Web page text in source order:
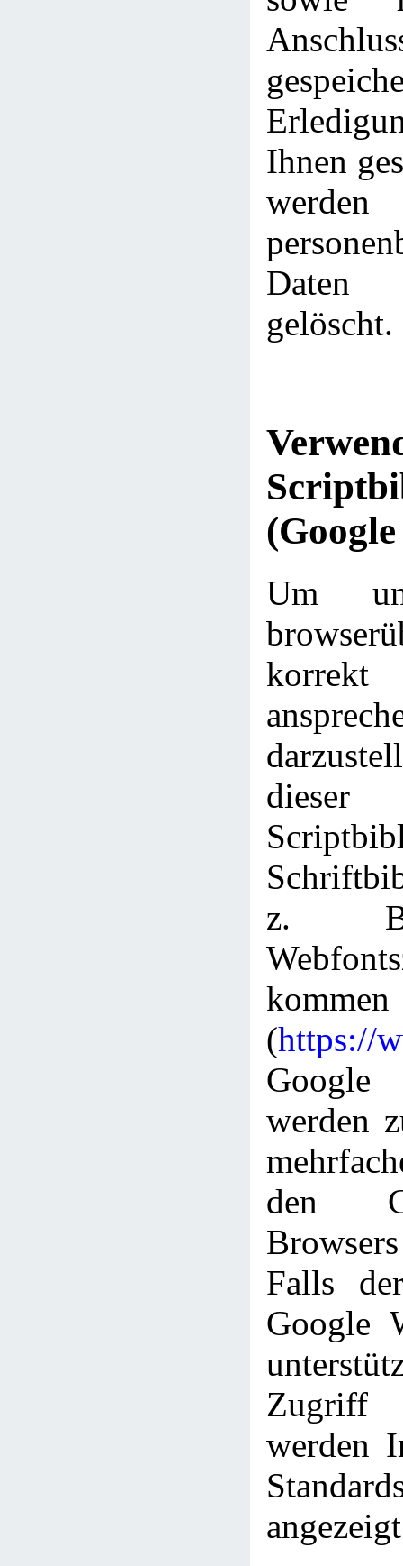
Ihnen
werden
Daten
gelöscht.
Um
korrekt
z.
kommen
(https://
werden
den
Falls
Google
Zugriff
werden